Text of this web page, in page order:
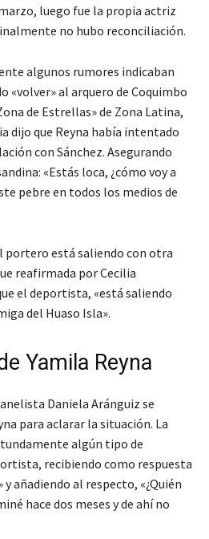
luego fue la propia actriz
no hubo reconciliación.
algunos rumores indicaban
«volver» al arquero de Coquimbo
de Estrellas» de Zona Latina,
dijo que Reyna había intentado
con Sánchez. Asegurando
«Estás loca, ¿cómo voy a
pebre en todos los medios de
portero está saliendo con otra
reafirmada por Cecilia
el deportista, «está saliendo
del Huaso Isla».
Yamila Reyna
Daniela Aránguiz se
para aclarar la situación. La
algún tipo de
recibiendo como respuesta
y añadiendo al respecto, «¿Quién
hace dos meses y de ahí no